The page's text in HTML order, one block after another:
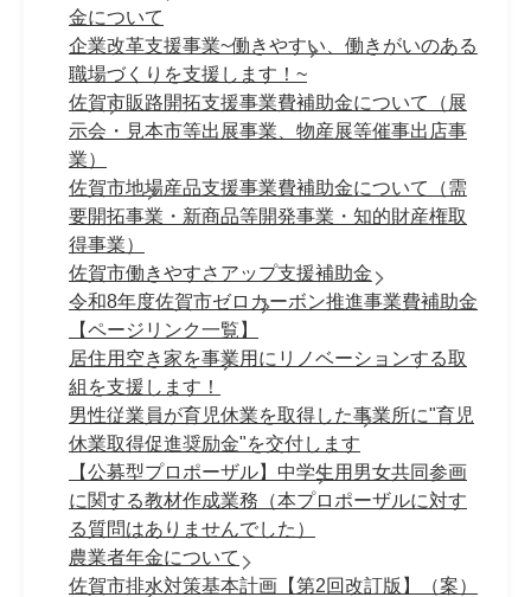
金について
企業改革支援事業~働きやすい、働きがいのある
職場づくりを支援します！~
佐賀市販路開拓支援事業費補助金について（展
示会・見本市等出展事業、物産展等催事出店事
業）
佐賀市地場産品支援事業費補助金について（需
要開拓事業・新商品等開発事業・知的財産権取
得事業）
佐賀市働きやすさアップ支援補助金
令和8年度佐賀市ゼロカーボン推進事業費補助金
【ページリンク一覧】
居住用空き家を事業用にリノベーションする取
組を支援します！
男性従業員が育児休業を取得した事業所に"育児
休業取得促進奨励金"を交付します
【公募型プロポーザル】中学生用男女共同参画
に関する教材作成業務（本プロポーザルに対す
る質問はありませんでした）
農業者年金について
佐賀市排水対策基本計画【第2回改訂版】（案）